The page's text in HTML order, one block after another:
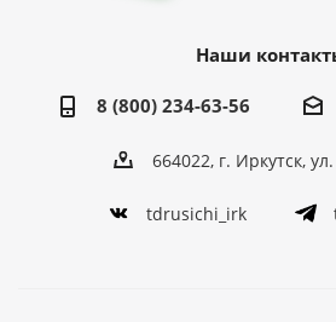
Наши
8 (800) 234-63-56
664022, г. Иркутск,
tdrusichi_irk